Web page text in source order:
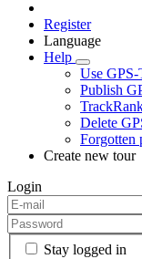
Register
Language
Help
Use
Publish
Delete
Forgotten
Create new tour
Login
Stay logged in